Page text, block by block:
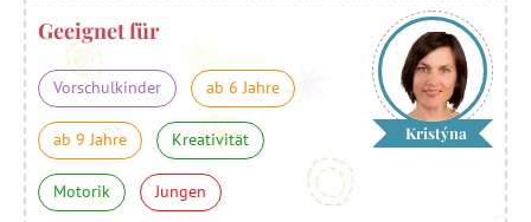
Geeignet für
Vorschulkinder ab 6 Jahre
ab 9 Jahre Kreativität
Motorik Jungen
Kristýna